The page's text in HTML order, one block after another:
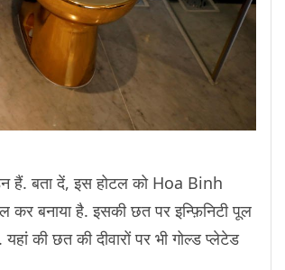
हैं. बता दें, इस होटल को Hoa Binh
बनाया है. इसकी छत पर इन्फ़िनिटी पूल
की छत की दीवारों पर भी गोल्ड प्लेटेड